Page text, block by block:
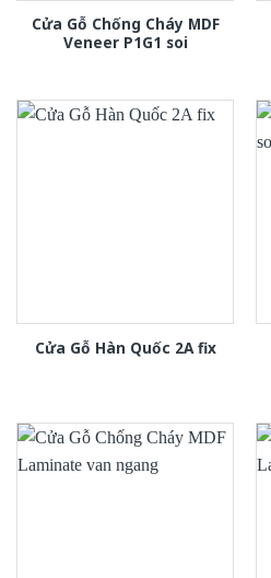
Cửa Gỗ Chống Cháy MDF
Veneer P1G1 soi
Cửa Gỗ Hàn Quốc 2A fix